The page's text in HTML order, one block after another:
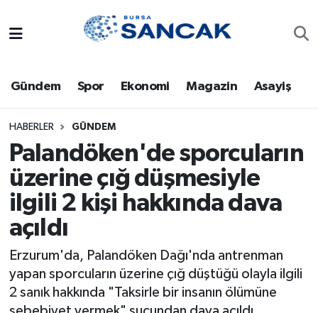
Gündem Spor Ekonomi Magazin Asayiş
HABERLER GÜNDEM
Palandöken'de sporcuların
üzerine çığ düşmesiyle
ilgili 2 kişi hakkında dava
açıldı
Erzurum'da, Palandöken Dağı'nda antrenman
yapan sporcuların üzerine çığ düştüğü olayla ilgili
2 sanık hakkında "Taksirle bir insanın ölümüne
Bursa
Dünya
Eğitim
Ekonomi
Genel
Gündem
Magazin
Trafik Durumu
Süper Lig Puan Durumu ve Fikstür
Tüm Manşetler
Son Dakika Haberleri
Haber Arşivi